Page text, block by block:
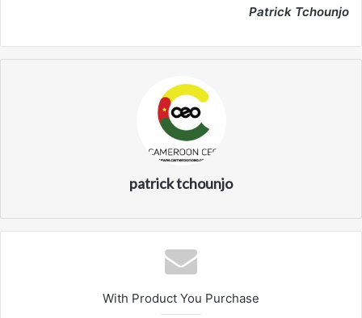
Patrick Tchounjo
patrick tchounjo
With Product You Purchase